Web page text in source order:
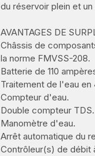
du réservoir plein et
AVANTAGES DE
Châssis de
la norme FMVSS-208.
Batterie de 110
Traitement de l'eau en
Compteur d'eau.
Double compteur TDS.
Manomètre d'eau.
Arrêt automatique du
Contrôleur(s) de débit